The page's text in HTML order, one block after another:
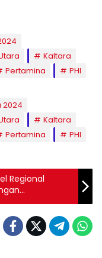
Kaltara
Pertamina
PHI
2024
Kaltara
Pertamina
PHI
Regional